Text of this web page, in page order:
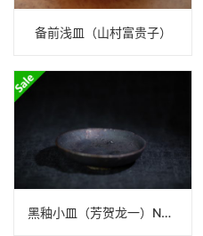
备前浅皿（山村富贵子）
黑釉小皿（芳贺龙一）N24B295